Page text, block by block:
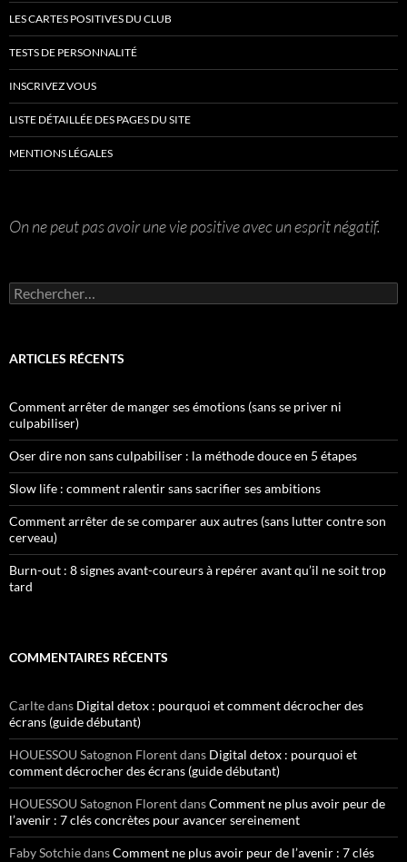
LES CARTES POSITIVES DU CLUB
TESTS DE PERSONNALITÉ
INSCRIVEZ VOUS
LISTE DÉTAILLÉE DES PAGES DU SITE
MENTIONS LÉGALES
On ne peut pas avoir une vie positive avec un esprit négatif.
Rechercher :
ARTICLES RÉCENTS
Comment arrêter de manger ses émotions (sans se priver ni
culpabiliser)
Oser dire non sans culpabiliser : la méthode douce en 5 étapes
Slow life : comment ralentir sans sacrifier ses ambitions
Comment arrêter de se comparer aux autres (sans lutter contre son
cerveau)
Burn-out : 8 signes avant-coureurs à repérer avant qu’il ne soit trop
tard
COMMENTAIRES RÉCENTS
Carltedans Digital detox : pourquoi et comment décrocher des
écrans (guide débutant)
HOUESSOU Satognon Florentdans Digital detox : pourquoi et
comment décrocher des écrans (guide débutant)
HOUESSOU Satognon FlorentdansComment ne plus avoir peur de
l’avenir : 7 clés concrètes pour avancer sereinement
Faby SotchiedansComment ne plus avoir peur de l’avenir : 7 clés